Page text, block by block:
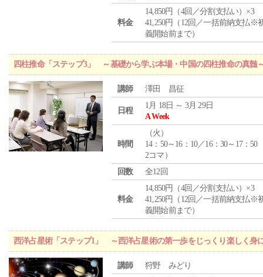
料金
14,850円（4回／分割支払い）×3
41,250円（12回／一括前納支払※
義開始前まで）
四柱推命「ステップ3」 ～基礎から学ぶ本場・中国の四柱推命の真髄
講師 澤田 昌征
日程
1月 18日 ～ 3月 29日
A Week
時間
（火 ）
14：50～16：10／16：30～17：50
2コマ）
回数
全12回
料金
14,850円（4回／分割支払い）×3
41,250円（12回／一括前納支払※
義開始前まで）
西洋占星術「ステップ1」 ～西洋占星術の第一歩をじっくり楽しく身
講師 狩野 みどり